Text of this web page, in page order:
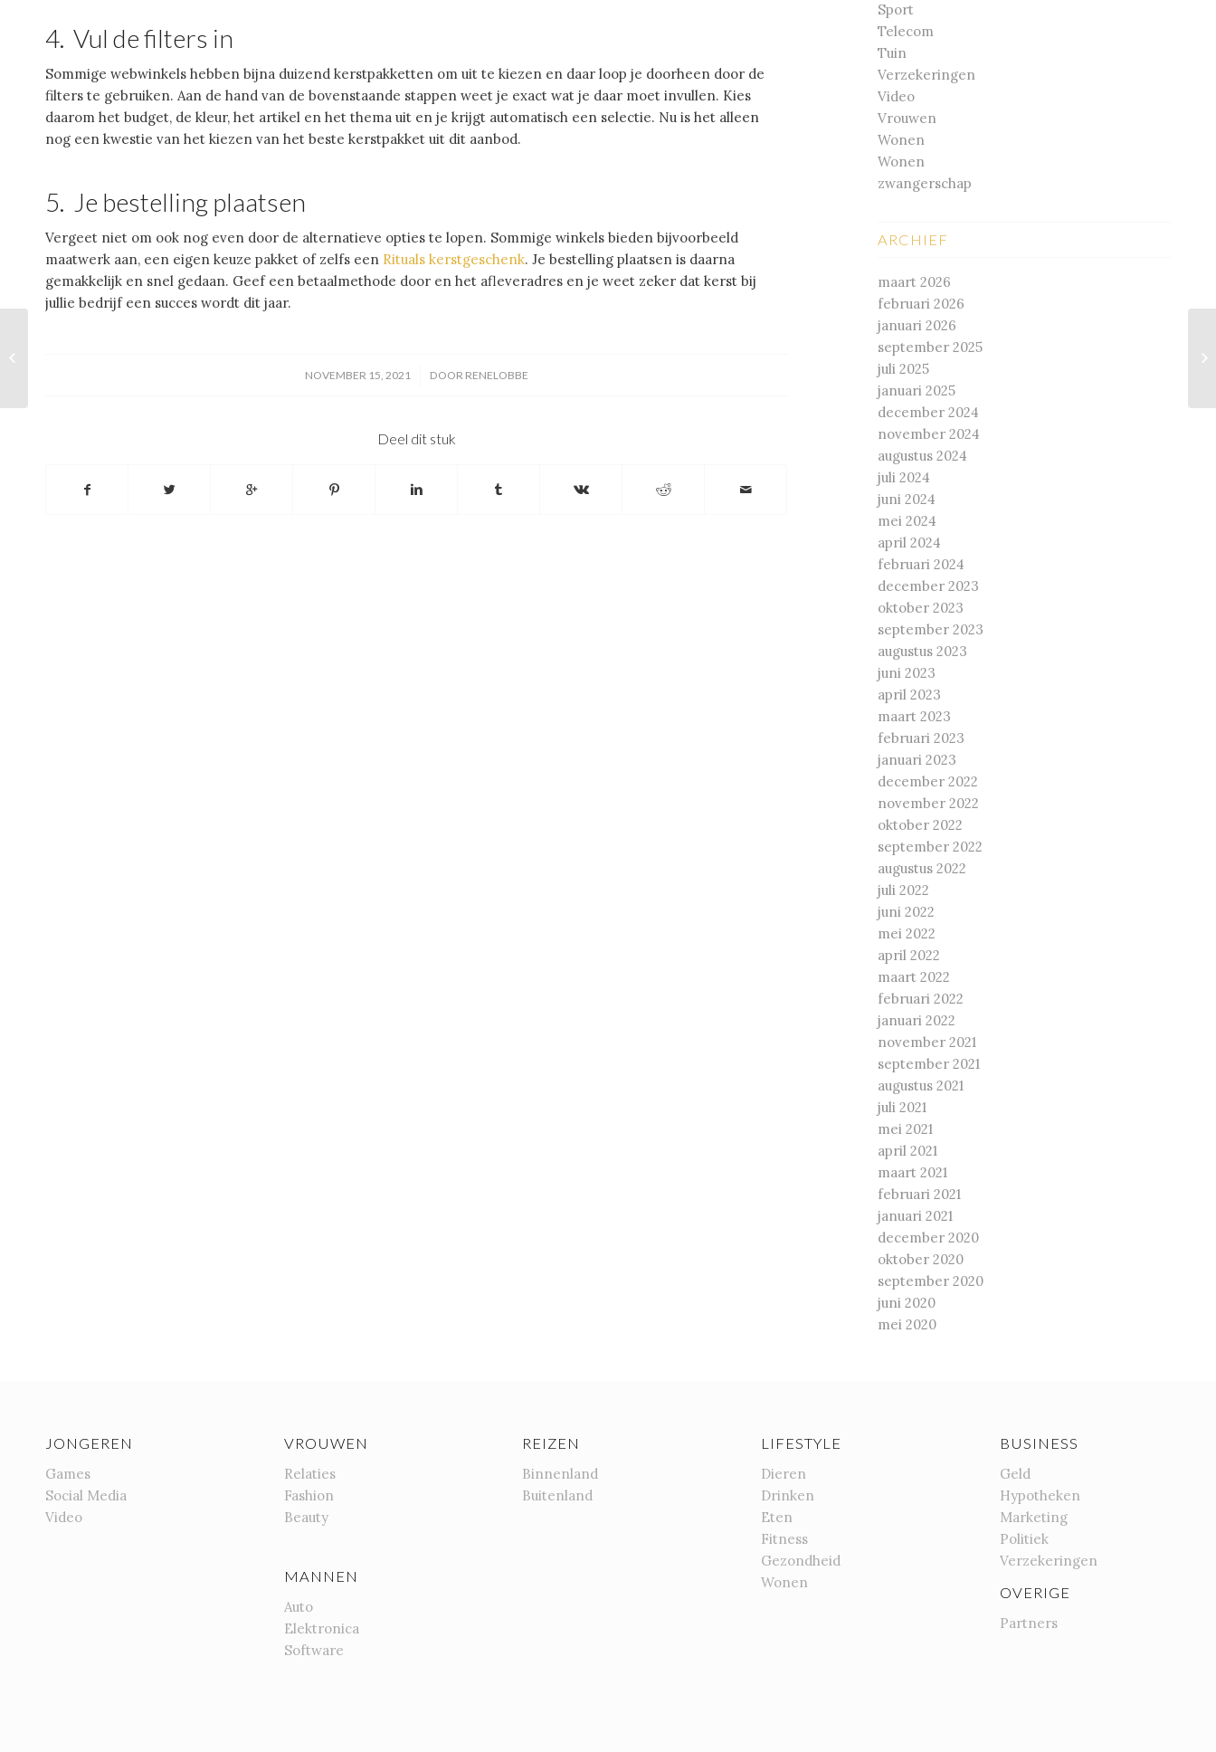
4. Vul de filters in
Sommige webwinkels hebben bijna duizend kerstpakketten om uit te kiezen en daar loop je doorheen door de
filters te gebruiken. Aan de hand van de bovenstaande stappen weet je exact wat je daar moet invullen. Kies
daarom het budget, de kleur, het artikel en het thema uit en je krijgt automatisch een selectie. Nu is het alleen
nog een kwestie van het kiezen van het beste kerstpakket uit dit aanbod.
5. Je bestelling plaatsen
Vergeet niet om ook nog even door de alternatieve opties te lopen. Sommige winkels bieden bijvoorbeeld
maatwerk aan, een eigen keuze pakket of zelfs een Rituals kerstgeschenk. Je bestelling plaatsen is daarna
gemakkelijk en snel gedaan. Geef een betaalmethode door en het afleveradres en je weet zeker dat kerst bij
jullie bedrijf een succes wordt dit jaar.
NOVEMBER 15, 2021
/ DOOR RENELOBBE
Deel dit stuk
Sport
Telecom
Tuin
Verzekeringen
Video
Vrouwen
Wonen
Wonen
zwangerschap
ARCHIEF
maart 2026
februari 2026
januari 2026
september 2025
juli 2025
januari 2025
december 2024
november 2024
augustus 2024
juli 2024
juni 2024
mei 2024
april 2024
februari 2024
december 2023
oktober 2023
september 2023
augustus 2023
juni 2023
april 2023
maart 2023
februari 2023
januari 2023
december 2022
november 2022
oktober 2022
september 2022
augustus 2022
juli 2022
juni 2022
mei 2022
april 2022
maart 2022
februari 2022
januari 2022
november 2021
september 2021
augustus 2021
juli 2021
mei 2021
april 2021
maart 2021
februari 2021
januari 2021
december 2020
oktober 2020
september 2020
juni 2020
mei 2020
JONGEREN
Games
Social Media
Video
VROUWEN
Relaties
Fashion
Beauty
MANNEN
Auto
Elektronica
Software
REIZEN
Binnenland
Buitenland
LIFESTYLE
Dieren
Drinken
Eten
Fitness
Gezondheid
Wonen
BUSINESS
Geld
Hypotheken
Marketing
Politiek
Verzekeringen
OVERIGE
Partners